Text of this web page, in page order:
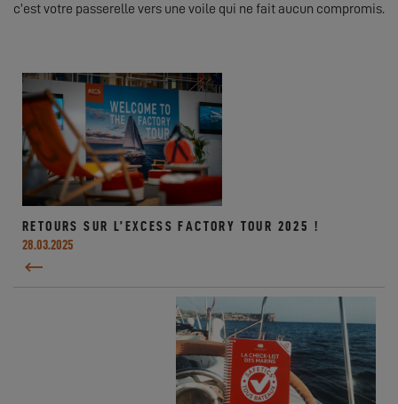
c’est votre passerelle vers une voile qui ne fait aucun compromis.
RETOURS SUR L’EXCESS FACTORY TOUR 2025 !
28.03.2025